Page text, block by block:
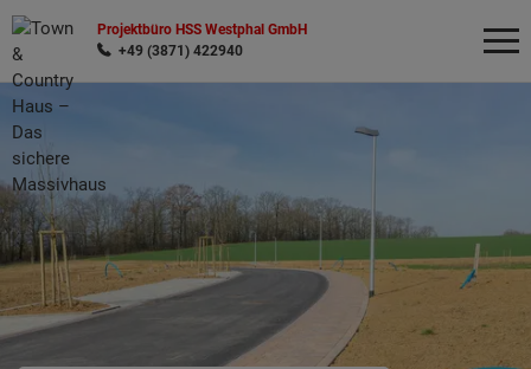
Projektbüro HSS Westphal GmbH
+49 (3871) 422940
Wonach möchten Sie suchen?